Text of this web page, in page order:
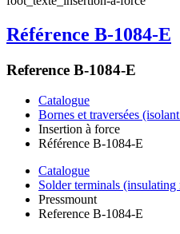
Référence B-1084-E
Reference B-1084-E
Catalogue
Bornes et traversées
Insertion à force
Référence B-1084-E
Catalogue
Solder terminals (insulating
Pressmount
Reference B-1084-E